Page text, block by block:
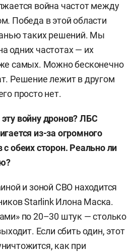
война частот между
Победа в этой области
таких решений. Мы
одних частотах — их
самых. Можно бесконечно
Решение лежит в другом
просто нет.
войну дронов? ЛБС
из-за огромного
с обеих сторон. Реально ли
и зоной СВО находится
Starlink Илона Маска.
по 20–30 штук — столько
Если сбить один, этот
как при